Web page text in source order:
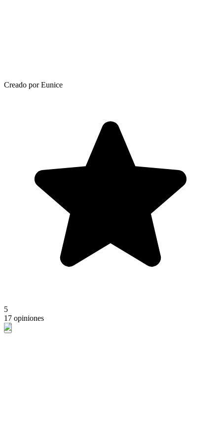
Creado por Eunice
5
17 opiniones